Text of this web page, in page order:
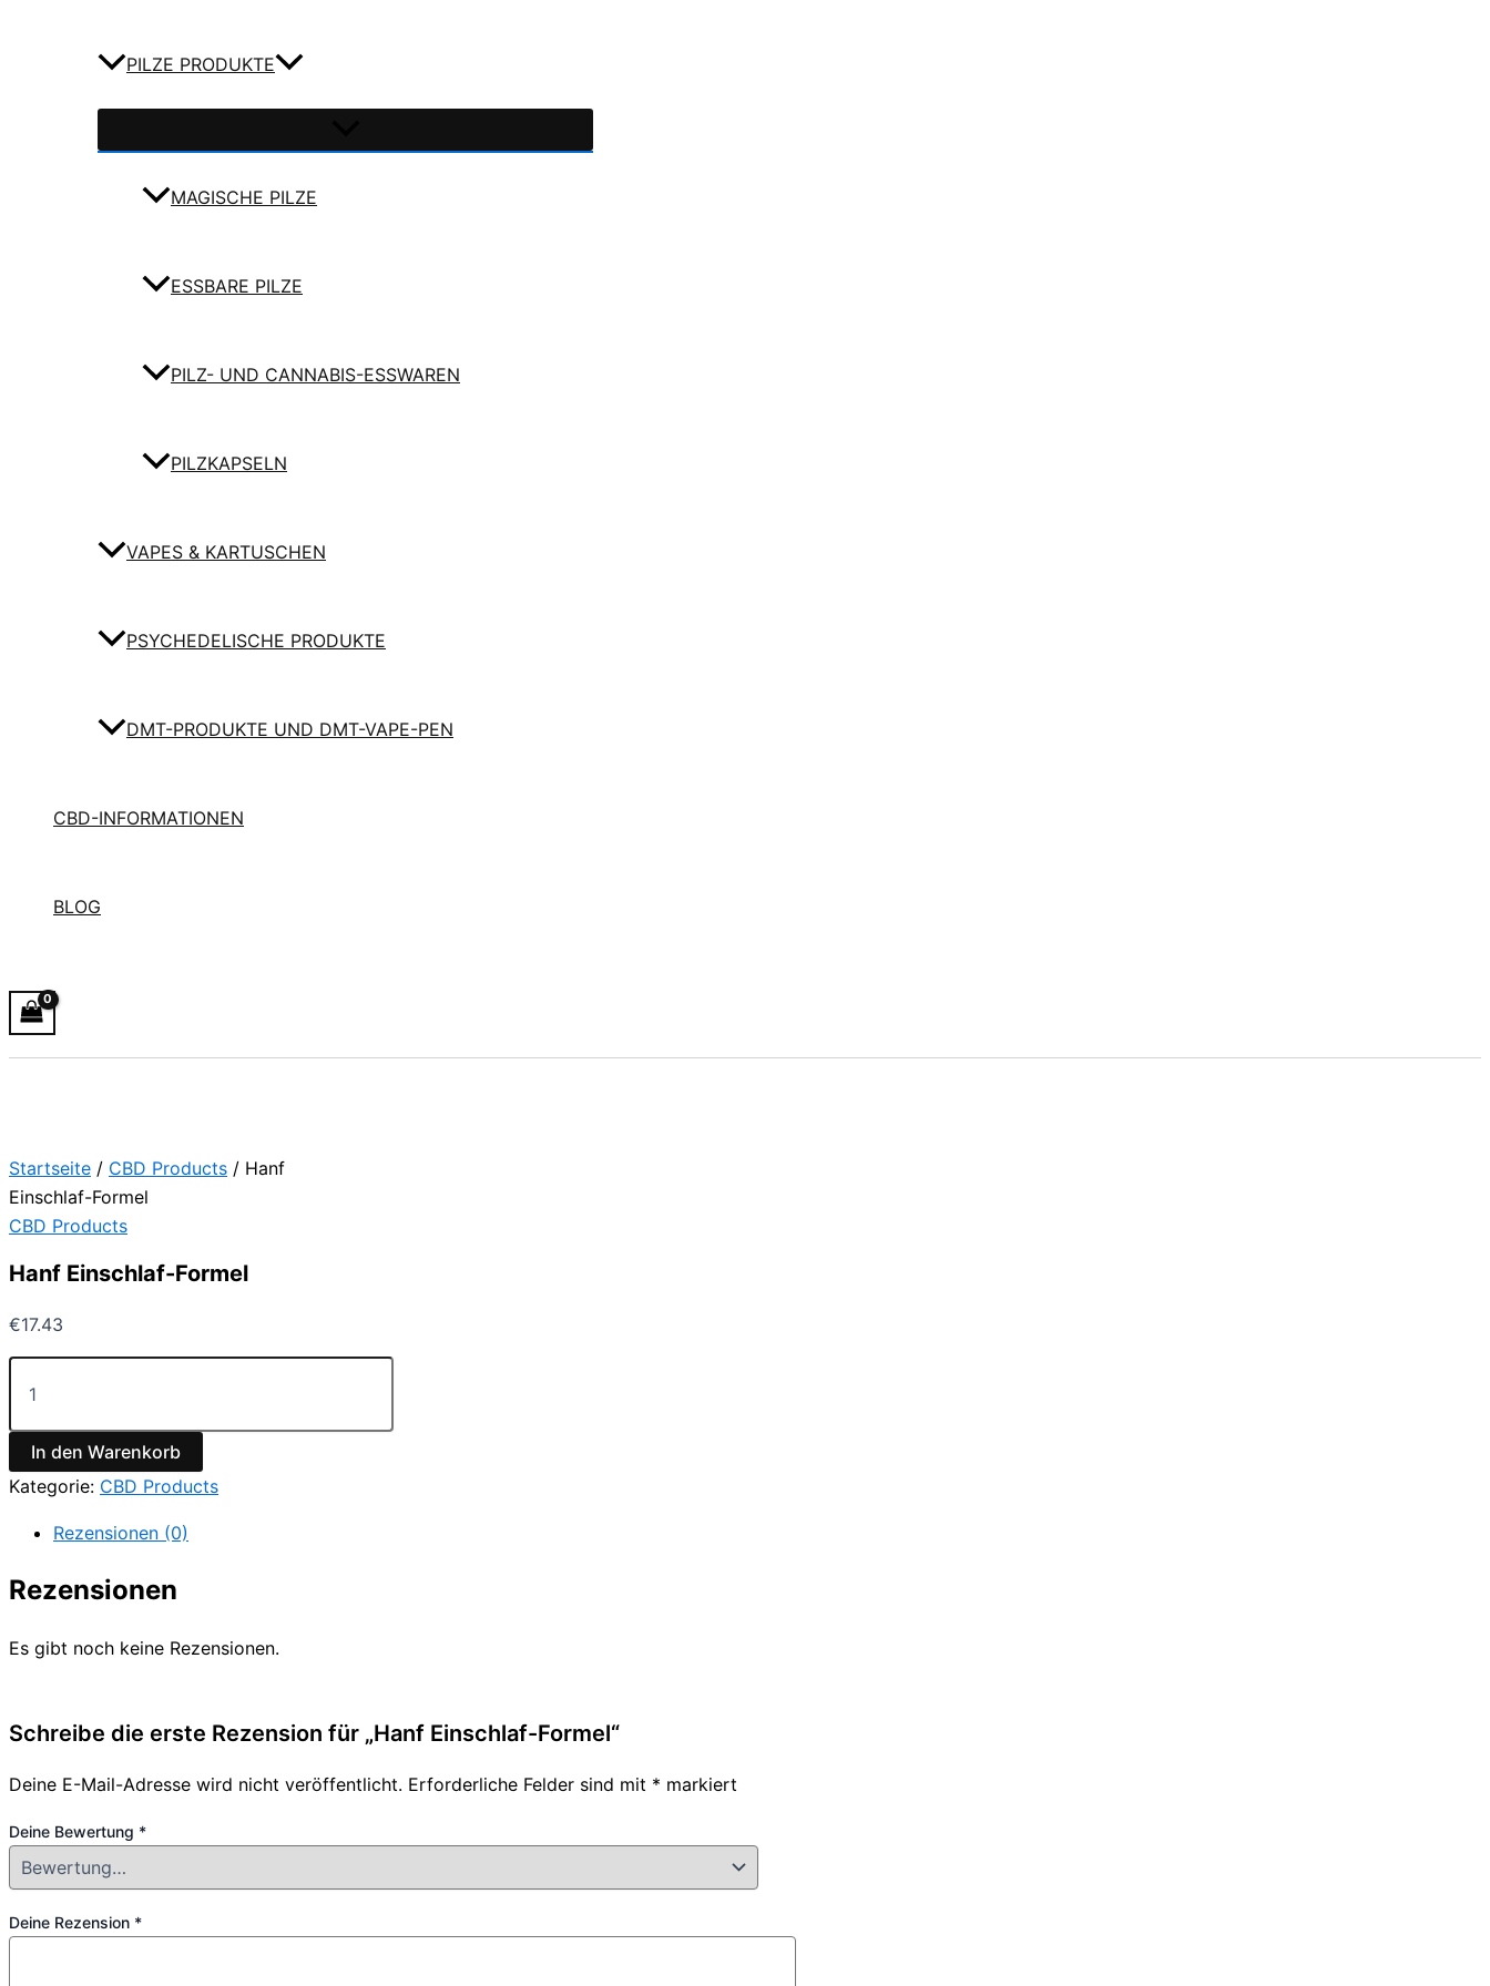
PILZE PRODUKTE
MAGISCHE PILZE
ESSBARE PILZE
PILZ- UND CANNABIS-ESSWAREN
PILZKAPSELN
VAPES & KARTUSCHEN
PSYCHEDELISCHE PRODUKTE
DMT-PRODUKTE UND DMT-VAPE-PEN
CBD-INFORMATIONEN
BLOG
Startseite / CBD Products / Hanf
Einschlaf-Formel
CBD Products
Hanf Einschlaf-Formel
€17.43
In den Warenkorb
Kategorie: CBD Products
Rezensionen (0)
Rezensionen
Es gibt noch keine Rezensionen.
Schreibe die erste Rezension für „Hanf Einschlaf-Formel“
Deine E-Mail-Adresse wird nicht veröffentlicht. Erforderliche Felder sind mit * markiert
Deine Bewertung *
Deine Rezension *